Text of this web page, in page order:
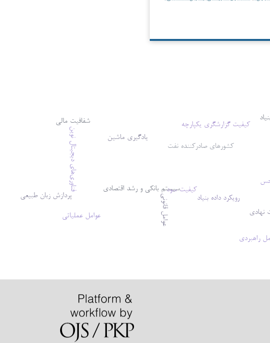
کشورهای صادرکننده نفت
نهادی
سیستم بانکی و رشد اقتصادی
کیفیت گزارشگری یکپارچه
کیفیت سود فناوری‌های دیجیتال نوین
رویکرد داده بنیاد پردازش زبان طبیعی
یادگیری ماشین
عوامل قانونی عوامل عملیاتی
راهبردی
شفافیت مالی